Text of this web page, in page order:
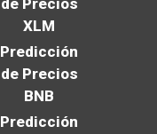
de Precios
XLM
Predicción
de Precios
BNB
Predicción